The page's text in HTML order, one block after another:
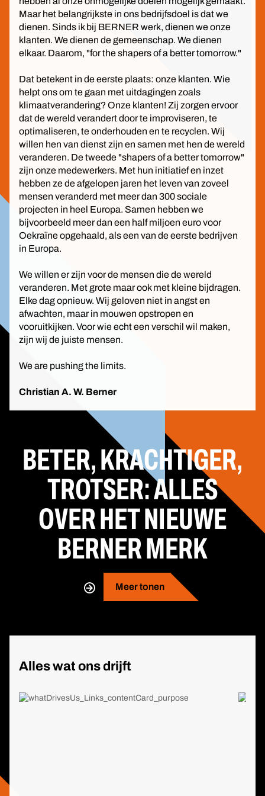
Maar het belangrijkste in ons bedrijfsdoel is dat we
dienen. Sinds ik bij BERNER werk, dienen we onze
klanten. We dienen de gemeenschap. We dienen
elkaar. Daarom, "for the shapers of a better tomorrow."
Dat betekent in de eerste plaats: onze klanten. Wie
helpt ons om te gaan met uitdagingen zoals
klimaatverandering? Onze klanten! Zij zorgen ervoor
dat de wereld verandert door te improviseren, te
optimaliseren, te onderhouden en te recyclen. Wij
willen hen van dienst zijn en samen met hen de wereld
veranderen. De tweede "shapers of a better tomorrow"
zijn onze medewerkers. Met hun initiatief en inzet
hebben ze de afgelopen jaren het leven van zoveel
mensen veranderd met meer dan 300 sociale
projecten in heel Europa. Samen hebben we
bijvoorbeeld meer dan een half miljoen euro voor
Oekraïne opgehaald, als een van de eerste bedrijven
in Europa.
We willen er zijn voor de mensen die de wereld
veranderen. Met grote maar ook met kleine bijdragen.
Elke dag opnieuw. Wij geloven niet in angst en
afwachten, maar in mouwen opstropen en
vooruitkijken. Voor wie echt een verschil wil maken,
zijn wij de juiste mensen.
We are pushing the limits.
Christian A. W. Berner
BETER, KRACHTIGER,
TROTSER: ALLES
OVER HET NIEUWE
BERNER MERK
Meer tonen
Alles wat ons drijft